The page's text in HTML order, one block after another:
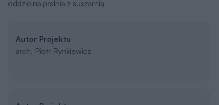
oddzielna pralnia z suszarnią
Autor Projektu
arch. Piotr Rynkiewicz